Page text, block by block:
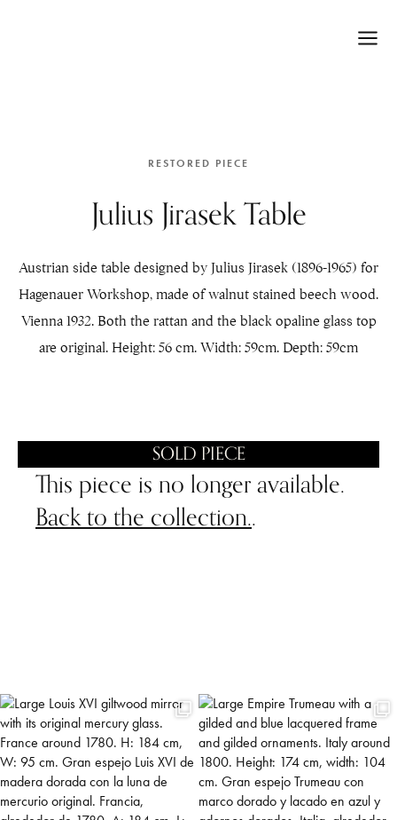
RESTORED PIECE
Julius Jirasek Table
Austrian side table designed by Julius Jirasek (1896-1965) for
Hagenauer Workshop, made of walnut stained beech wood.
Vienna 1932. Both the rattan and the black opaline glass top
are original. Height: 56 cm. Width: 59cm. Depth: 59cm
SOLD PIECE
This piece is no longer available.
Back to the collection..